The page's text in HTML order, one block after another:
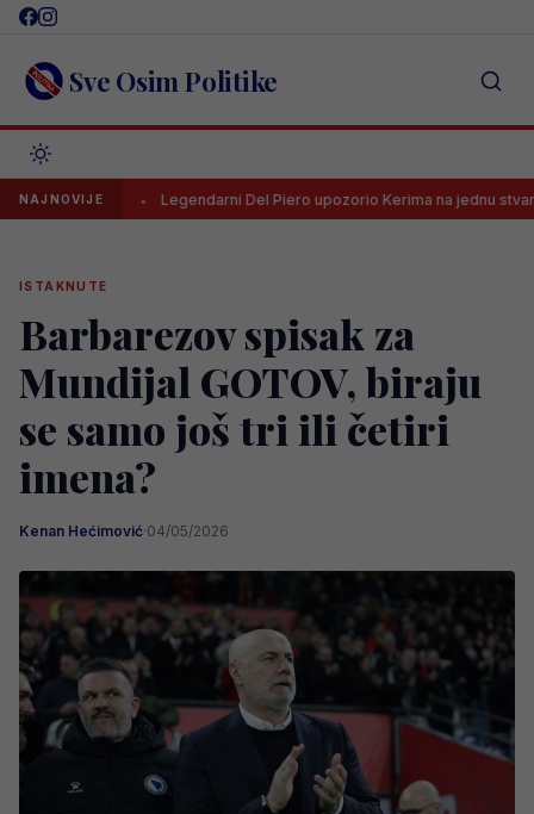
Skip
content Sve Osim Politike
NAJNOVIJELegendarni Del Piero upozorio Kerima na jednu stvar
ISTAKNUTE
Barbarezov spisak za
Mundijal GOTOV, biraju
se samo još tri ili četiri
imena?
Kenan Hećimović·04/05/2026